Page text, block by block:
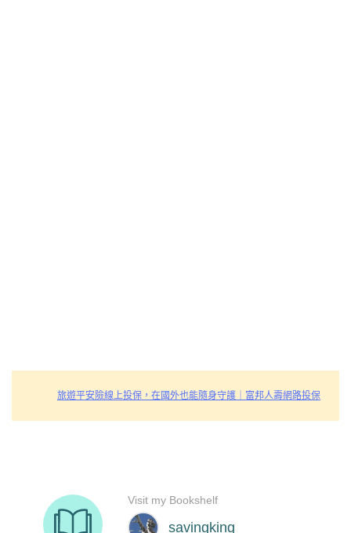
旅遊平安險線上投保，在國外也能隨身守護｜富邦人壽網路投保